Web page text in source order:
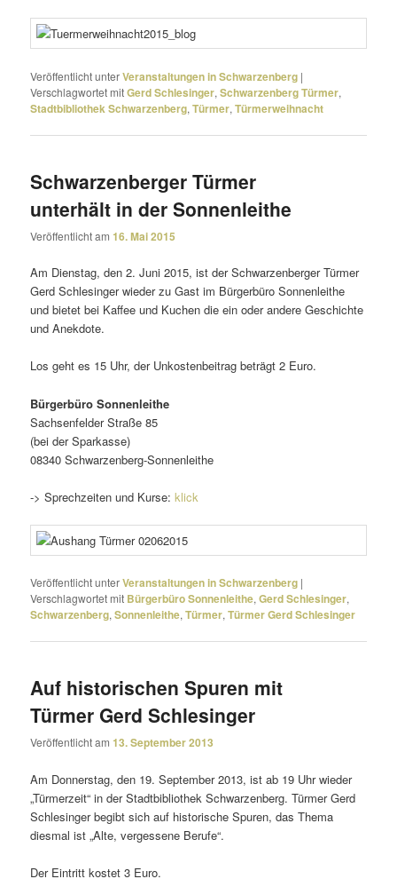
Veröffentlicht unterVeranstaltungen in Schwarzenberg |
Verschlagwortet mitGerd Schlesinger,Schwarzenberg Türmer,
Stadtbibliothek Schwarzenberg,Türmer,Türmerweihnacht
Schwarzenberger Türmer
unterhält in der Sonnenleithe
Veröffentlicht am16. Mai 2015
Am Dienstag, den 2. Juni 2015, ist der Schwarzenberger Türmer
Gerd Schlesinger wieder zu Gast im Bürgerbüro Sonnenleithe
und bietet bei Kaffee und Kuchen die ein oder andere Geschichte
und Anekdote.
Los geht es 15 Uhr, der Unkostenbeitrag beträgt 2 Euro.
Bürgerbüro Sonnenleithe
Sachsenfelder Straße 85
(bei der Sparkasse)
08340 Schwarzenberg-Sonnenleithe
-> Sprechzeiten und Kurse:klick
Veröffentlicht unterVeranstaltungen in Schwarzenberg |
Verschlagwortet mit Bürgerbüro Sonnenleithe,Gerd Schlesinger,
Schwarzenberg,Sonnenleithe,Türmer,Türmer Gerd Schlesinger
Auf historischen Spuren mit
Türmer Gerd Schlesinger
Veröffentlicht am13. September 2013
Am Donnerstag, den 19. September 2013, ist ab 19 Uhr wieder
„Türmerzeit“ in der Stadtbibliothek Schwarzenberg. Türmer Gerd
Schlesinger begibt sich auf histo­ri­sche Spuren, das Thema
diesmal ist „Alte, verges­sene Berufe“.
Der Eintritt kostet 3 Euro.